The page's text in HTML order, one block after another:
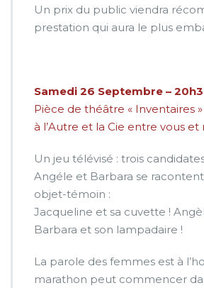
Un prix du public viendra
prestation qui aura le plus
Samedi 26 Septembre –
Pièce de théâtre « Inventaires
à l’Autre et la Cie entre vous et
Un jeu télévisé : trois
Angéle et Barbara se
objet-témoin :
Jacqueline et sa cuvette !
Barbara et son lampadaire !
La parole des femmes est à
marathon peut commencer